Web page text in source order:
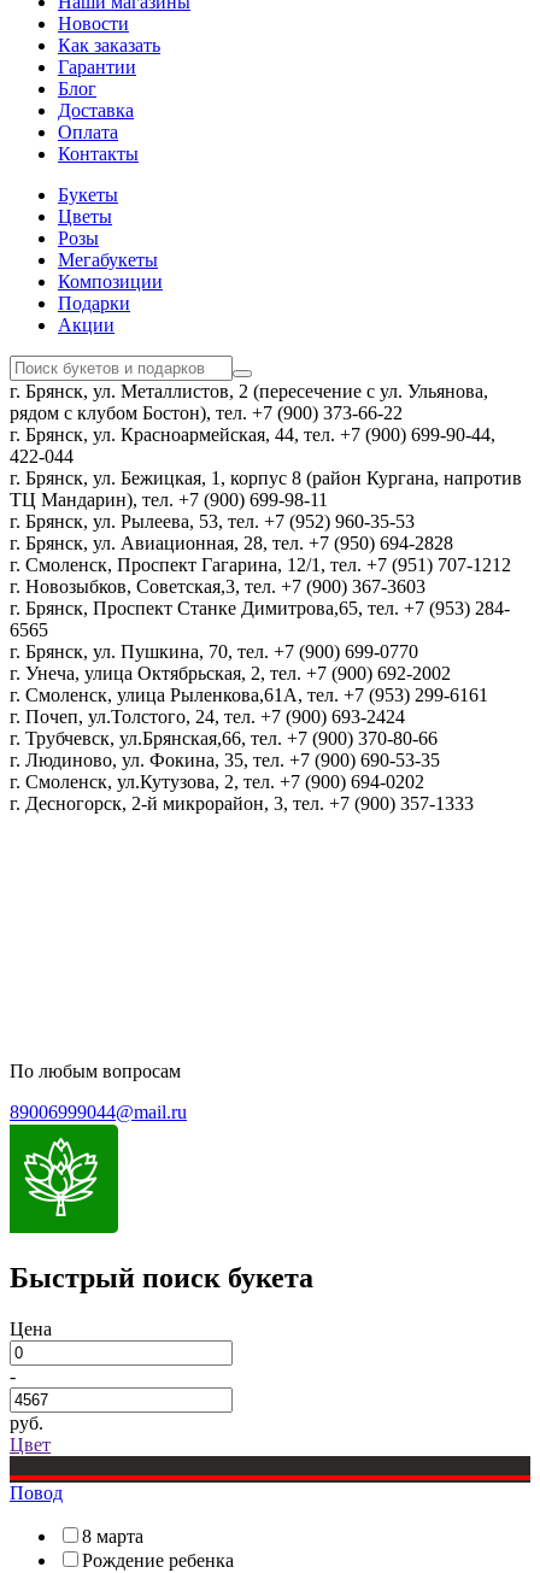
Новости
Как заказать
Гарантии
Блог
Доставка
Оплата
Контакты
Букеты
Цветы
Розы
Мегабукеты
Композиции
Подарки
Акции
г. Брянск, ул. Металлистов, 2 (пересечение с ул. Ульянова,
рядом с клубом Бостон), тел. +7 (900) 373-66-22
г. Брянск, ул. Красноармейская, 44, тел. +7 (900) 699-90-44,
422-044
г. Брянск, ул. Бежицкая, 1, корпус 8 (район Кургана, напротив
ТЦ Мандарин), тел. +7 (900) 699-98-11
г. Брянск, ул. Рылеева, 53, тел. +7 (952) 960-35-53
г. Брянск, ул. Авиационная, 28, тел. +7 (950) 694-2828
г. Смоленск, Проспект Гагарина, 12/1, тел. +7 (951) 707-1212
г. Новозыбков, Советская,3, тел. +7 (900) 367-3603
г. Брянск, Проспект Станке Димитрова,65, тел. +7 (953) 284-
6565
г. Брянск, ул. Пушкина, 70, тел. +7 (900) 699-0770
г. Унеча, улица Октябрьская, 2, тел. +7 (900) 692-2002
г. Смоленск, улица Рыленкова,61А, тел. +7 (953) 299-6161
г. Почеп, ул.Толстого, 24, тел. +7 (900) 693-2424
г. Трубчевск, ул.Брянская,66, тел. +7 (900) 370-80-66
г. Людиново, ул. Фокина, 35, тел. +7 (900) 690-53-35
г. Смоленск, ул.Кутузова, 2, тел. +7 (900) 694-0202
г. Десногорск, 2-й микрорайон, 3, тел. +7 (900) 357-1333
По любым вопросам
89006999044@mail.ru
Быстрый поиск букета
Цена
-
руб.
Цвет
Повод
8 марта
Рождение ребенка